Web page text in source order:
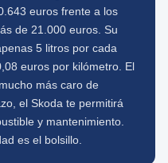
euros frente a los
de 21.000 euros. Su
5 litros por cada
euros por kilómetro. El
más caro de
el Skoda te permitirá
y mantenimiento.
es el bolsillo.